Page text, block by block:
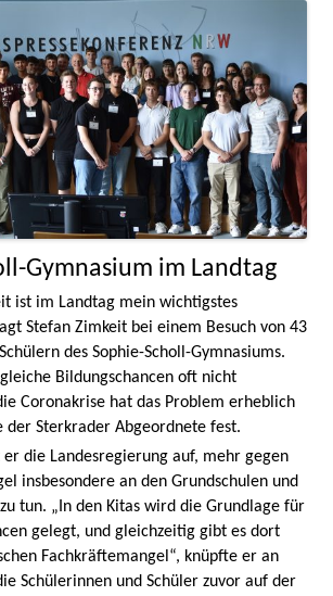
Gymnasium im Landtag
ist im Landtag mein wichtigstes
Stefan Zimkeit bei einem Besuch von 43
des Sophie-Scholl-Gymnasiums.
Bildungschancen oft nicht
Coronakrise hat das Problem erheblich
der Sterkrader Abgeordnete fest.
die Landesregierung auf, mehr gegen
insbesondere an den Grundschulen und
tun. „In den Kitas wird die Grundlage für
gelegt, und gleichzeitig gibt es dort
Fachkräftemangel“, knüpfte er an
Schülerinnen und Schüler zuvor auf der